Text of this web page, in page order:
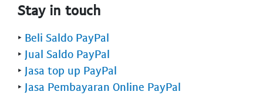
Stay in touch
‣ Beli Saldo PayPal
‣ Jual Saldo PayPal
‣ Jasa top up PayPal
‣ Jasa Pembayaran Online PayPal